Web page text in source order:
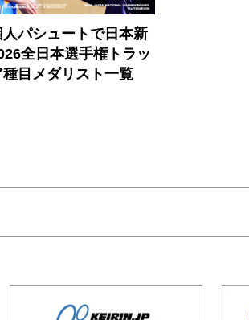
パシュートで日本新
全日本選手権トラッ
目メダリスト一覧